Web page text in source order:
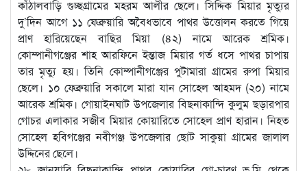
কাঁঠালবাড়ি গুচ্ছগ্রামের মহরম আলীর ছেলে। সিদ্দিক মিয়ার মৃত্যুর
দু’দিন আগে ১১ ফেব্রুয়ারি অবৈধভাবে পাথর উত্তোলন করতে গিয়ে
প্রাণ হারিয়েছেন বাছির মিয়া (৪২) নামে আরেক শ্রমিক।
কোম্পানীগঞ্জের শাহ আরফিনে ইন্তাজ মিয়ার গর্ত ধসে পাথর চাপায়
তার মৃত্যু হয়। তিনি কোম্পানীগঞ্জের পুটামারা গ্রামের রুপা মিয়ার
ছেলে। ১০ ফেব্রুয়ারি সকালে মারা যান সোহেল আহমদ (২০) নামে
আরেক শ্রমিক। গোয়াইনঘাট উপজেলার বিছনাকান্দি কুলুম ছড়ারপার
গোচর এলাকার সজীব মিয়ার কোয়ারিতে সোহেল প্রাণ হারান। নিহত
সোহেল হবিগঞ্জের নবীগঞ্জ উপজেলার ছোট সাকুয়া গ্রামের জালাল
উদ্দিনের ছেলে।